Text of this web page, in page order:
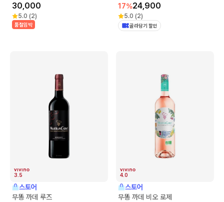
30,000
5.0 (2)
품절임박
17%24,900
5.0 (2)
골라담기 할인
3.5
스토어
무똥 까데 루즈
4.0
스토어
무똥 까데 비오 로제